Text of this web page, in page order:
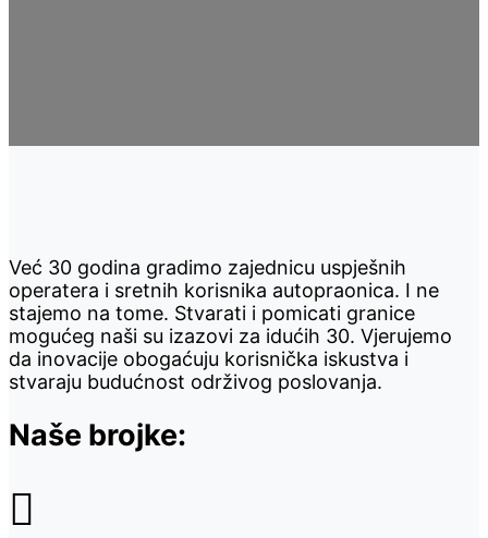
Već 30 godina gradimo zajednicu uspješnih
operatera i sretnih korisnika autopraonica. I ne
stajemo na tome. Stvarati i pomicati granice
mogućeg naši su izazovi za idućih 30. Vjerujemo
da inovacije obogaćuju korisnička iskustva i
stvaraju budućnost održivog poslovanja.
Naše brojke:
